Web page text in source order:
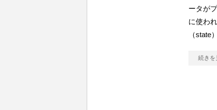
ータが
に使わ
（state
続きを